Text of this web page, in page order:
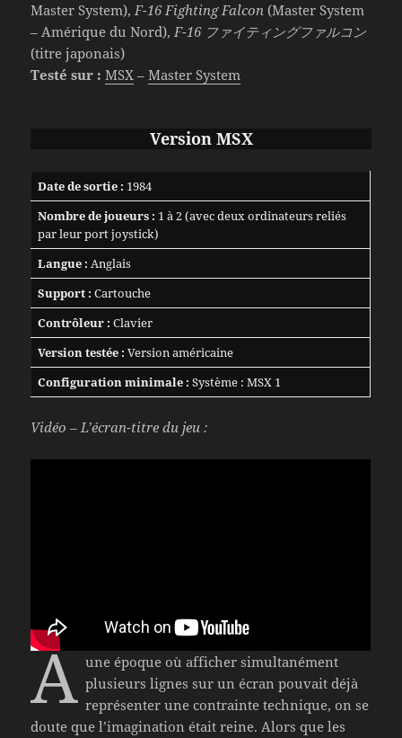
Master System),F-16 Fighting Falcon (Master System
– Amérique du Nord),F-16 ファイティングファルコン
(titre japonais)
Testé sur : MSX –Master System
Version MSX
Date de sortie : 1984
Nombre de joueurs : 1 à 2 (avec deux ordinateurs reliés
par leur port joystick)
Langue : Anglais
Support : Cartouche
Contrôleur : Clavier
Version testée : Version américaine
Configuration minimale : Système : MSX 1
Vidéo – L’écran-titre du jeu :
À une époque où afficher simultanément
plusieurs lignes sur un écran pouvait déjà
représenter une contrainte technique, on se
doute que l’imagination était reine. Alors que les